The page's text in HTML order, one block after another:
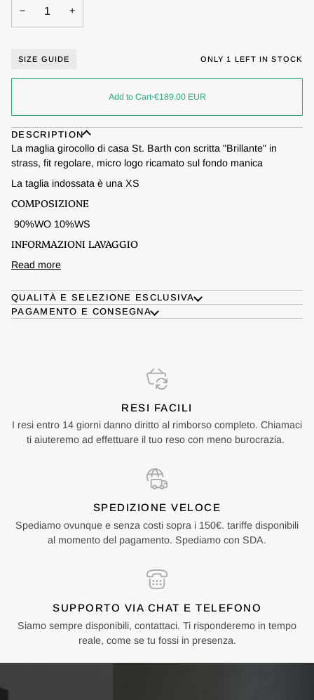
− +
SIZE GUIDE ONLY 1 LEFT IN STOCK
Add to Cart•€189.00EUR
DESCRIPTION
La maglia girocollo di casa St. Barth con scritta "Brillante" in
strass, fit regolare, micro logo ricamato sul fondo manica
La taglia indossata è una XS
COMPOSIZIONE
90%WO 10%WS
INFORMAZIONI LAVAGGIO
Read more
QUALITÀ E SELEZIONE ESCLUSIVA
PAGAMENTO E CONSEGNA
RESI FACILI
I resi entro 14 giorni danno diritto al rimborso completo. Chiamaci
ti aiuteremo ad effettuare il tuo reso con meno burocrazia.
SPEDIZIONE VELOCE
Spediamo ovunque e senza costi sopra i 150€. tariffe disponibili
al momento del pagamento. Spediamo con SDA.
SUPPORTO VIA CHAT E TELEFONO
Siamo sempre disponibili, contattaci. Ti risponderemo in tempo
reale, come se tu fossi in presenza.